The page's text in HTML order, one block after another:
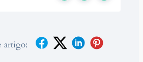
artigo: